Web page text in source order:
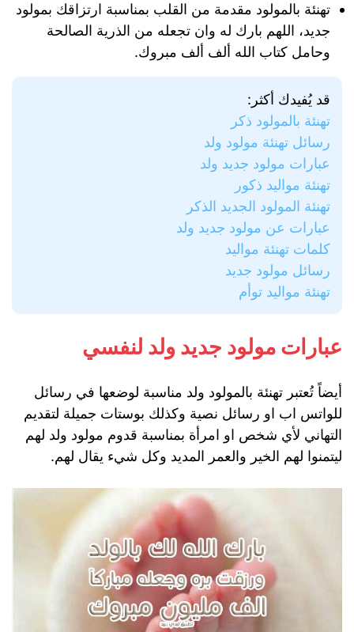
تهنئة بالمولود مقدمة من القلب بمناسبة ارتزاقك بمولود
جديد، اللهم بارك له وان تجعله من الذرية الصالحة
وحامل كتاب الله ألف ألف مبروك.
قد يُفيدك أكثر:
تهنئة بالمولود ذكر
رسائل تهنئة مولود ولد
عبارات مولود جديد ولد
تهنئة مواليد ذكور
تهنئة المولود الجديد الذكر
عبارات عن مولود جديد ولد
كلمات تهنئة مواليد
رسائل مولود جديد
تهنئة مواليد توأم
عبارات مولود جديد ولد لنفسي
أيضاً تُعتبر تهنئة بالمولود ولد مناسبة لوضعها في رسائل
للواتس اب او رسائل نصية وكذلك بوستات جميلة لتقديم
التهاني لأي شخص او امرأة بمناسبة قدوم مولود ولد لهم
ليتمنوا لهم الخير والعمر المديد وكل شيء يقال لهم.